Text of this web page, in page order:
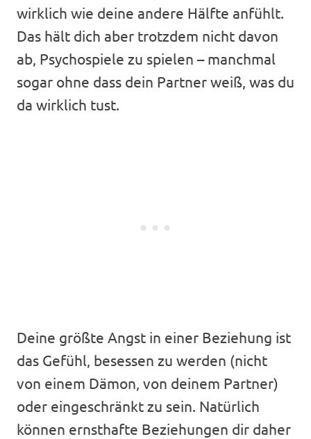
wirklich wie deine andere Hälfte anfühlt.
Das hält dich aber trotzdem nicht davon
ab, Psychospiele zu spielen – manchmal
sogar ohne dass dein Partner weiß, was du
da wirklich tust.
Deine größte Angst in einer Beziehung ist
das Gefühl, besessen zu werden (nicht
von einem Dämon, von deinem Partner)
oder eingeschränkt zu sein. Natürlich
können ernsthafte Beziehungen dir daher